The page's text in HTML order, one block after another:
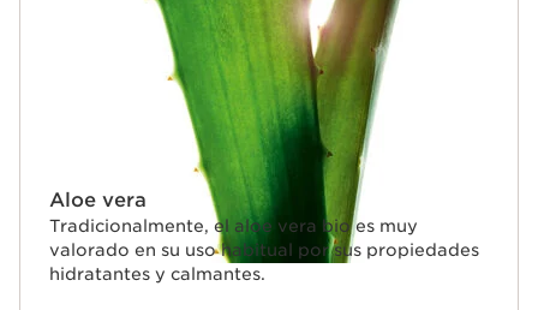
Aloe vera
Tradicionalmente, el aloe vera bio es muy
valorado en su uso habitual por sus propiedades
hidratantes y calmantes.